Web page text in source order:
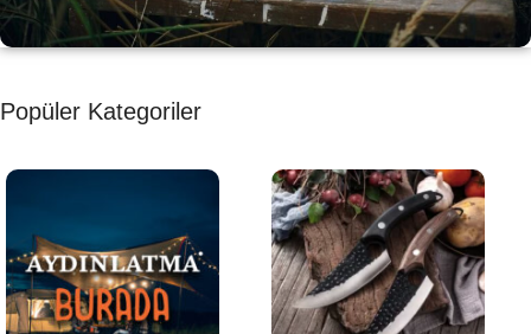
KAHVE KEYFİ
Kahvemizi Denediniz mi ?
Keşfet
Popüler Kategoriler